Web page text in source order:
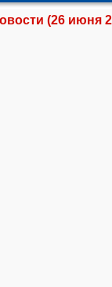
(26 июня